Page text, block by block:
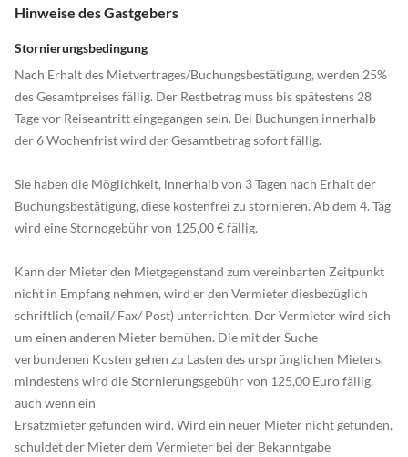
Hinweise des Gastgebers
Stornierungsbedingung
Nach Erhalt des Mietvertrages/Buchungsbestätigung, werden 25%
des Gesamtpreises fällig. Der Restbetrag muss bis spätestens 28
Tage vor Reiseantritt eingegangen sein. Bei Buchungen innerhalb
der 6 Wochenfrist wird der Gesamtbetrag sofort fällig.
Sie haben die Möglichkeit, innerhalb von 3 Tagen nach Erhalt der
Buchungsbestätigung, diese kostenfrei zu stornieren. Ab dem 4. Tag
wird eine Stornogebühr von 125,00 € fällig.
Kann der Mieter den Mietgegenstand zum vereinbarten Zeitpunkt
nicht in Empfang nehmen, wird er den Vermieter diesbezüglich
schriftlich (email/ Fax/ Post) unterrichten. Der Vermieter wird sich
um einen anderen Mieter bemühen. Die mit der Suche
verbundenen Kosten gehen zu Lasten des ursprünglichen Mieters,
mindestens wird die Stornierungsgebühr von 125,00 Euro fällig,
auch wenn ein
Ersatzmieter gefunden wird. Wird ein neuer Mieter nicht gefunden,
schuldet der Mieter dem Vermieter bei der Bekanntgabe